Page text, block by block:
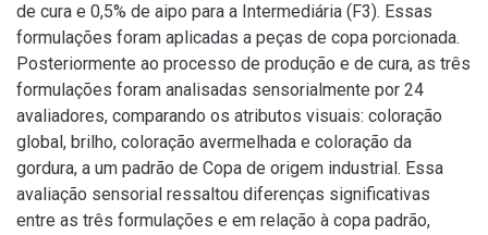
de cura e 0,5% de aipo para a Intermediária (F3). Essas
formulações foram aplicadas a peças de copa porcionada.
Posteriormente ao processo de produção e de cura, as três
formulações foram analisadas sensorialmente por 24
avaliadores, comparando os atributos visuais: coloração
global, brilho, coloração avermelhada e coloração da
gordura, a um padrão de Copa de origem industrial. Essa
avaliação sensorial ressaltou diferenças significativas
entre as três formulações e em relação à copa padrão,